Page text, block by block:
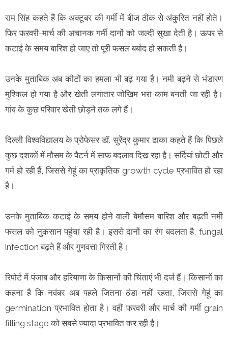
राम सिंह कहते हैं कि अक्टूबर की गर्मी में बीज ठीक से अंकुरित नहीं होते।
फिर फरवरी-मार्च की अचानक गर्मी दानों को जल्दी सुखा देती है। ऊपर से
कटाई के समय बारिश हो जाए तो पूरी फसल बर्बाद हो सकती है।
उनके मुताबिक अब कीटों का हमला भी बढ़ गया है। नमी बढ़ने से भंडारण
मुश्किल हो गया है और खेती लगातार जोखिम भरा काम बनती जा रही है।
गांव के कुछ परिवार खेती छोड़ने तक लगे हैं।
दिल्ली विश्वविद्यालय के प्रोफेसर डॉ. सुरेंद्र कुमार ढाका कहते हैं कि पिछले
कुछ दशकों में मौसम के पैटर्न में साफ बदलाव दिख रहा है। सर्दियां छोटी और
गर्म हो रही हैं, जिससे गेहूं का प्राकृतिक growth cycle प्रभावित हो रहा
है।
उनके मुताबिक कटाई के समय होने वाली बेमौसम बारिश और बढ़ती नमी
फसल को नुकसान पहुंचा रही है। इससे दानों का रंग बदलता है, fungal
infection बढ़ते हैं और गुणवत्ता गिरती है।
रिपोर्ट में पंजाब और हरियाणा के किसानों की चिंताएं भी दर्ज हैं। किसानों का
कहना है कि नवंबर अब पहले जितना ठंडा नहीं रहता, जिससे गेहूं का
germination प्रभावित होता है। वहीं फरवरी और मार्च की गर्मी grain
filling stage को सबसे ज्यादा प्रभावित कर रही है।